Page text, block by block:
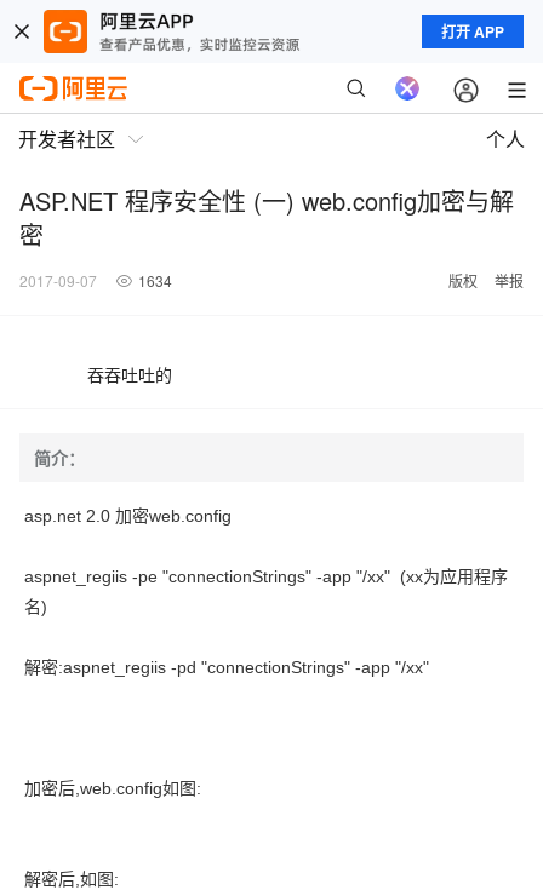
打开 APP
开发者社区 个人
ASP.NET 程序安全性 (一) web.config加密与解
密
2017-09-07 1634 版权 举报
吞吞吐吐的
简介：
asp.net 2.0 加密web.config
aspnet_regiis -pe "connectionStrings" -app "/xx" (xx为应用程序
名)
解密:aspnet_regiis -pd "connectionStrings" -app "/xx"
加密后,web.config如图:
解密后,如图: